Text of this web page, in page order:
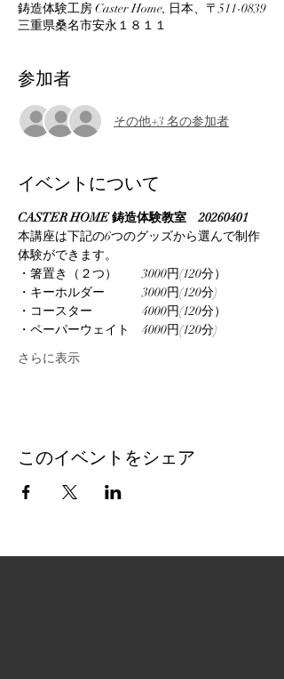
鋳造体験工房 Caster Home, 日本、〒511-0839
三重県桑名市安永１８１１
参加者
その他+3 名の参加者
イベントについて
CASTER HOME 鋳造体験教室　20260401
本講座は下記の6つのグッズから選んで制作
体験ができます。
・箸置き（２つ）　　3000円(120分）
・キーホルダー　　　3000円(120分)
・コースター　　　　4000円(120分）
・ペーパーウェイト　4000円(120分)
さらに表示
このイベントをシェア